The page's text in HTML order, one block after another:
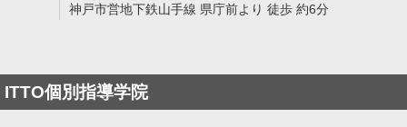
神戸市営地下鉄山手線 県庁前より 徒歩 約6分
ITTO個別指導学院